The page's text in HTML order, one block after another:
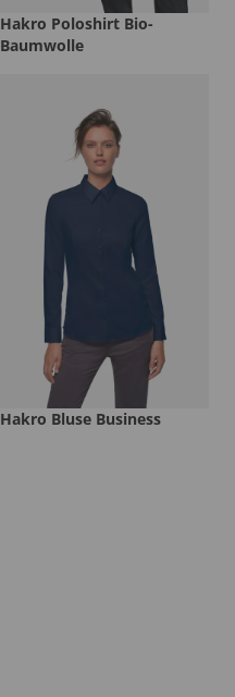
Hakro Poloshirt Bio-
Baumwolle
Hakro Bluse Business